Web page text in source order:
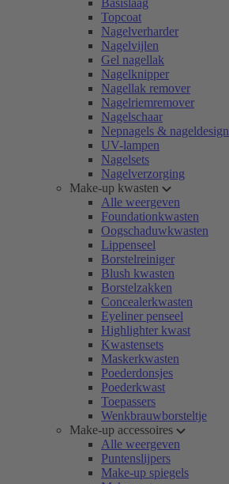
Basislaag
Topcoat
Nagelverharder
Nagelvijlen
Gel nagellak
Nagelknipper
Nagellak remover
Nagelriemremover
Nagelschaar
Nepnagels & nageldesign
UV-lampen
Nagelsets
Nagelverzorging
Make-up kwasten
Alle weergeven
Foundationkwasten
Oogschaduwkwasten
Lippenseel
Borstelreiniger
Blush kwasten
Borstelzakken
Concealerkwasten
Eyeliner penseel
Highlighter kwast
Kwastensets
Maskerkwasten
Poederdonsjes
Poederkwast
Toepassers
Wenkbrauwborsteltje
Make-up accessoires
Alle weergeven
Puntenslijpers
Make-up spiegels